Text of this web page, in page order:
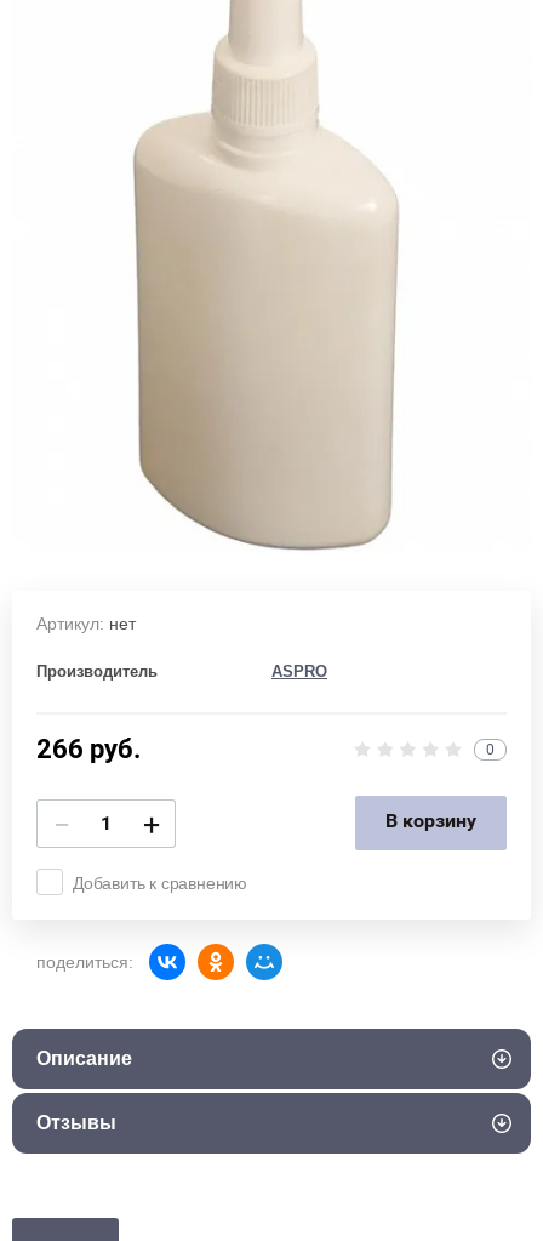
Артикул: нет
Производитель ASPRO
266 руб. 0
− + В корзину
Добавить к сравнению
поделиться:
Описание
Отзывы